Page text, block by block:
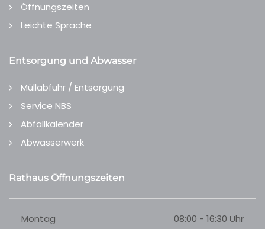
Öffnungszeiten
Leichte Sprache
Entsorgung und Abwasser
Müllabfuhr / Entsorgung
Service NBS
Abfallkalender
Abwasserwerk
Rathaus Öffnungszeiten
Montag 08:00 - 16:30 Uhr